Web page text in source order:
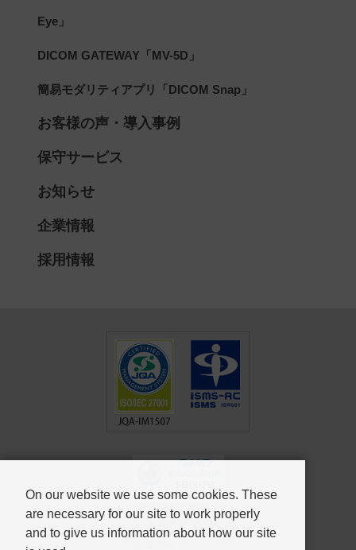
Eye」
DICOM GATEWAY「MV-5D」
簡易モダリティアプリ「DICOM Snap」
お客様の声・導入事例
保守サービス
お知らせ
企業情報
採用情報
個人情報保護方針
On our website we use some cookies. These
are necessary for our site to work properly
and to give us information about how our site